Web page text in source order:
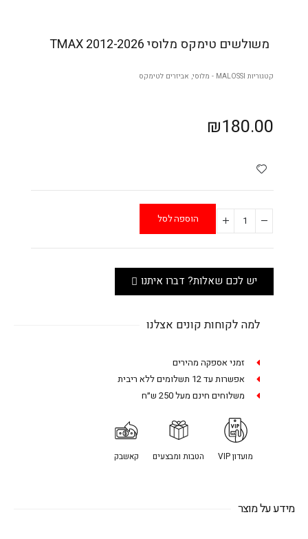
משולשים טימקס מלוסי TMAX 2012-2026
קטגוריות MALOSSI - מלוסי , אביזרים לטימקס
₪180.00
הוספה לסל
יש לכם שאלות? דברו איתנו
למה לקוחות קונים אצלנו
זמני אספקה מהירים
אפשרות עד 12 תשלומים ללא ריבית
משלוחים חינם מעל 250 ש״ח
מועדון VIP הטבות ומבצעים קאשבק
מידע על מוצר